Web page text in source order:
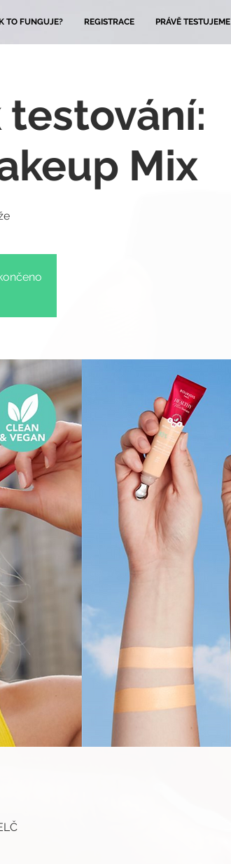
TO FUNGUJE? REGISTRACE PRÁVĚ TESTUJEME
testování:
Mix
Detaily a podmínky testování naleznete níže